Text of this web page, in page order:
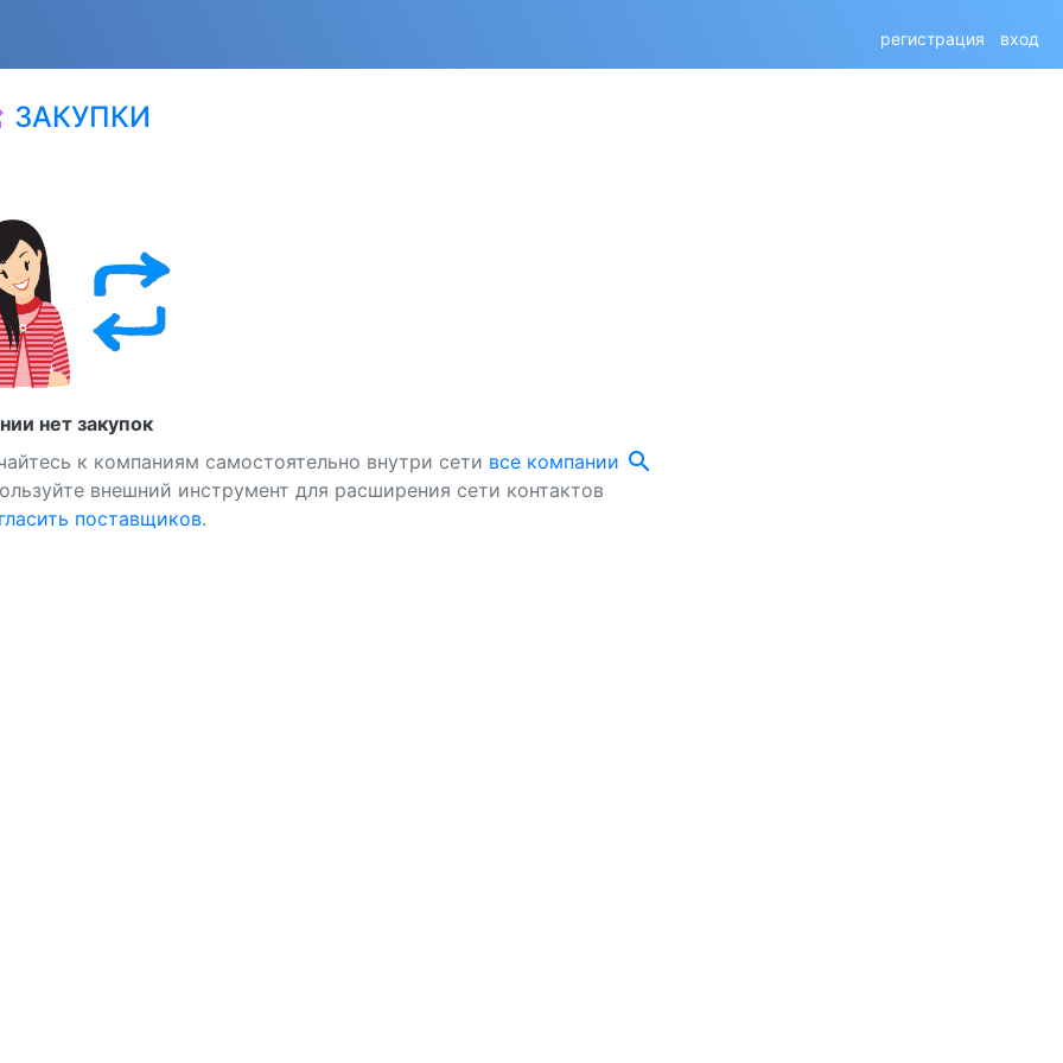
регистрация вход
ЗАКУПКИ
нет закупок
к компаниям самостоятельно внутри сети все компании search
внешний инструмент для расширения сети контактов
поставщиков.